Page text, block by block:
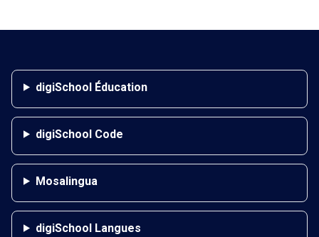
digiSchool Éducation
digiSchool Code
Mosalingua
digiSchool Langues